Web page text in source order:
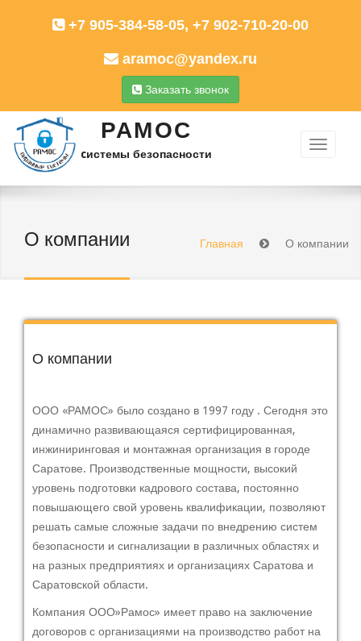
+7 905-384-58-05, +7 902-710-20-00
aramoc@yandex.ru
Заказать звонок
РАМОС
cистемы безопасности
О компании Главная О компании
О компании
ООО «РАМОС» было создано в 1997 году . Сегодня это
динамично развивающаяся сертифицированная,
инжиниринговая и монтажная организация в городе
Саратове. Производственные мощности, высокий
уровень подготовки кадрового состава, постоянно
повышающего свой уровень квалификации, позволяют
решать самые сложные задачи по внедрению систем
безопасности и сигнализации в различных областях и
на разных предприятиях и организациях Саратова и
Саратовской области.
Компания ООО»Рамос» имеет право на заключение
договоров с организациями на производство работ на